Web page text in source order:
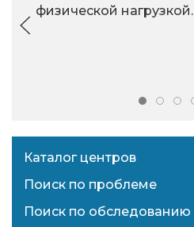
физической нагрузкой.
Каталог центров
Поиск по проблеме
Поиск по обследованию